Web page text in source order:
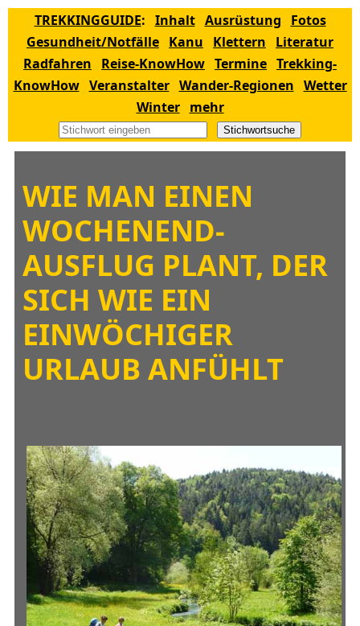
TREKKINGGUIDE: Inhalt Ausrüstung
Fotos
Gesundheit/Notfälle Kanu Klettern
Literatur
Radfahren
Reise-KnowHow Termine Trekking-
KnowHow Veranstalter Wander-Regionen Wetter
Winter
mehr
Stichwortsuche
WIE MAN EINEN
WOCHENEND­
AUSFLUG PLANT, DER
SICH WIE EIN
EINWÖCHIGER
URLAUB ANFÜHLT